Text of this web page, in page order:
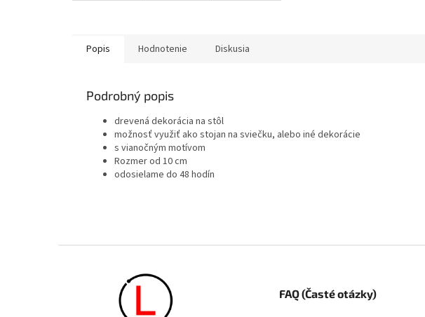
Popis Hodnotenie Diskusia
Podrobný popis
drevená dekorácia na stôl
možnosť využiť ako stojan na sviečku, alebo iné dekorácie
s vianočným motívom
Rozmer od 10 cm
odosielame do 48 hodín
FAQ (Časté otázky)